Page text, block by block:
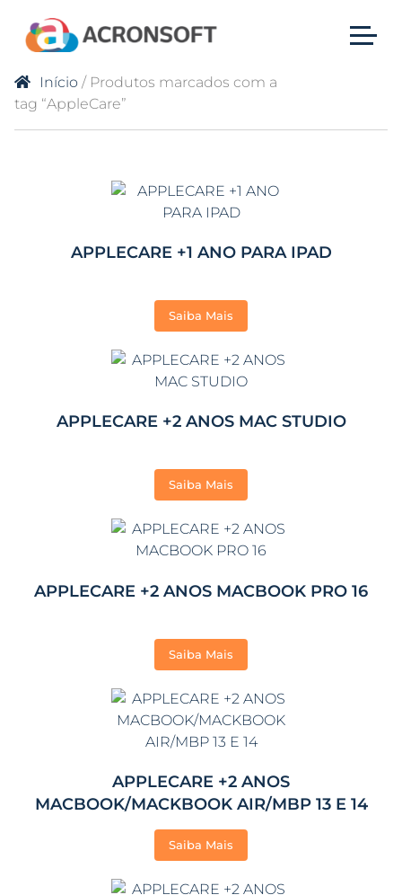
Início / Produtos marcados com a
tag “AppleCare”
APPLECARE +1 ANO PARA IPAD
Saiba Mais
APPLECARE +2 ANOS MAC STUDIO
Saiba Mais
APPLECARE +2 ANOS MACBOOK PRO 16
Saiba Mais
APPLECARE +2 ANOS
MACBOOK/MACKBOOK AIR/MBP 13 E 14
Saiba Mais